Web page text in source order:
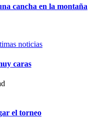
cancha en la montaña
noticias
caras
el torneo